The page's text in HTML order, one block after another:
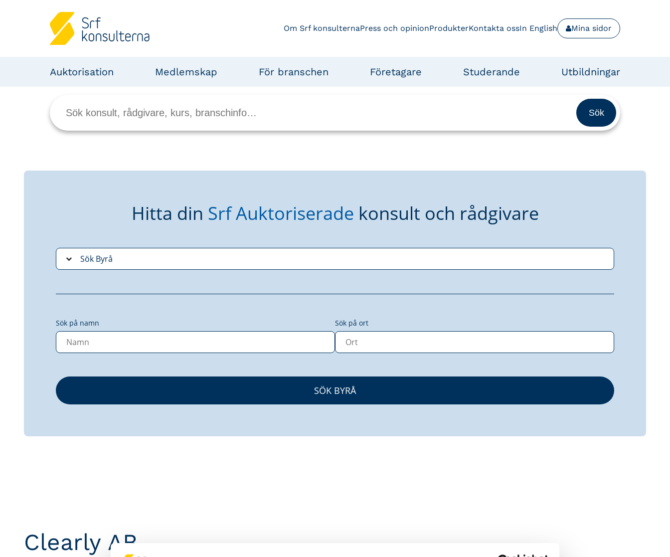
Om Srf konsulternaPress och opinionProdukterKontakta ossIn English Mina sidor
Auktorisation Medlemskap För branschen Företagare Studerande Utbildningar
Hitta din Srf Auktoriserade konsult och rådgivare
Sök på namn Sök på ort
Clearly AB